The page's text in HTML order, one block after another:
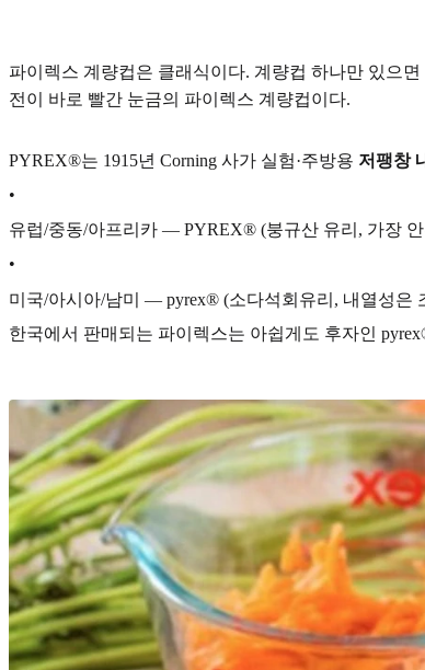
파이렉스 계량컵은 클래식이다. 계량컵 하나만 있으
전이 바로 빨간 눈금의 파이렉스 계량컵이다.
PYREX®는 1915년 Corning 사가 실험·주방용 저팽창
•
유럽/중동/아프리카 — PYREX® (붕규산 유리, 가장
•
미국/아시아/남미 — pyrex® (소다석회유리, 내열성은
한국에서 판매되는 파이렉스는 아쉽게도 후자인